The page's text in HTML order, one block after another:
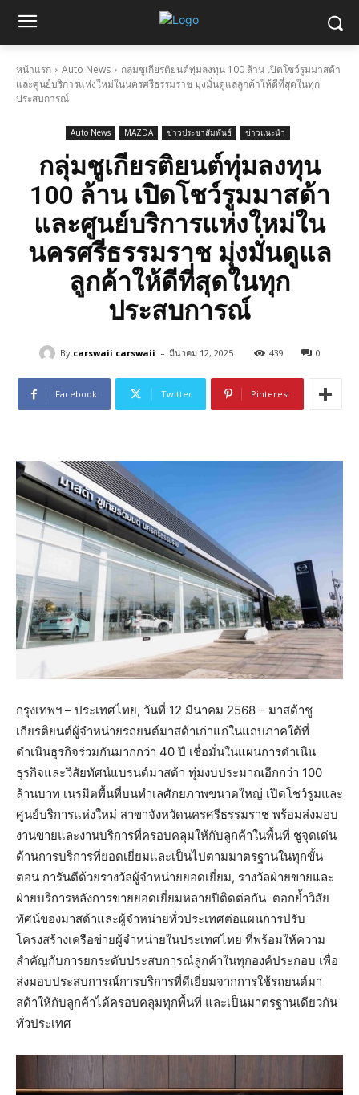
หน้าแรก Auto News
กลุ่มชูเกียรติยนต์ทุ่มลงทุน 100 ล้าน เปิดโชว์รูมมาสด้า
และศูนย์บริการแห่งใหม่ในนครศรีธรรมราช มุ่งมั่นดูแลลูกค้าให้ดีที่สุดในทุก
ประสบการณ์
Auto News MAZDA ข่าวประชาสัมพันธ์ ข่าวแนะนำ
กลุ่มชูเกียรติยนต์ทุ่มลงทุน
100 ล้าน เปิดโชว์รูมมาสด้า
และศูนย์บริการแห่งใหม่ใน
นครศรีธรรมราช มุ่งมั่นดูแล
ลูกค้าให้ดีที่สุดในทุก
ประสบการณ์
By carswaii carswaii - มีนาคม 12, 2025 439 0
Facebook Twitter Pinterest
กรุงเทพฯ – ประเทศไทย, วันที่ 12 มีนาคม 2568 – มาสด้าชู
เกียรติยนต์ผู้จำหน่ายรถยนต์มาสด้าเก่าแก่ในแถบภาคใต้ที่
ดำเนินธุรกิจร่วมกันมากกว่า 40 ปี เชื่อมั่นในแผนการดำเนิน
ธุรกิจและวิสัยทัศน์แบรนด์มาสด้า ทุ่มงบประมาณอีกกว่า 100
ล้านบาท เนรมิตพื้นที่บนทำเลศักยภาพขนาดใหญ่ เปิดโชว์รูมและ
ศูนย์บริการแห่งใหม่ สาขาจังหวัดนครศรีธรรมราช พร้อมส่งมอบ
งานขายและงานบริการที่ครอบคลุมให้กับลูกค้าในพื้นที่ ชูจุดเด่น
ด้านการบริการที่ยอดเยี่ยมและเป็นไปตามมาตรฐานในทุกขั้น
ตอน การันตีด้วยรางวัลผู้จำหน่ายยอดเยี่ยม, รางวัลฝ่ายขายและ
ฝ่ายบริการหลังการขายยอดเยี่ยมหลายปีติดต่อกัน ตอกย้ำวิสัย
ทัศน์ของมาสด้าและผู้จำหน่ายทั่วประเทศต่อแผนการปรับ
โครงสร้างเครือข่ายผู้จำหน่ายในประเทศไทย ที่พร้อมให้ความ
สำคัญกับการยกระดับประสบการณ์ลูกค้าในทุกองค์ประกอบ เพื่อ
ส่งมอบประสบการณ์การบริการที่ดีเยี่ยมจากการใช้รถยนต์มา
สด้าให้กับลูกค้าได้ครอบคลุมทุกพื้นที่ และเป็นมาตรฐานเดียวกัน
ทั่วประเทศ